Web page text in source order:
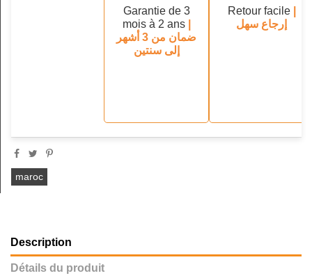
Garantie de 3
mois à 2 ans|
ضمان من 3 أشهر
إلى سنتين
Retour facile|
إرجاع سهل
maroc
Description
Détails du produit